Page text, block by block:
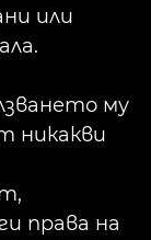
или
му
никакви
права на